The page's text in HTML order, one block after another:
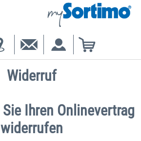
Widerruf
Ihren Onlinevertrag
widerrufen